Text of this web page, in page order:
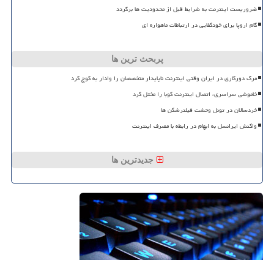
ضروریست اینترنت به شرایط قبل از محدودیت ها برگردد
گام اروپا برای خودکفایی در ارتباطات ماهواره ای
پربحث ترین ها
مرگ دورکاری در ایران وقتی اینترنت ناپایدار متخصصان را وادار به کوچ کرد
خاموشی سراسری، اتصال اینترنت کوبا را مختل کرد
خردسالان در تونل وحشت فیلترشکن ها
واکنش ایرانسل به ابهام در رابطه با مصرف اینترنت
جدیدترین ها